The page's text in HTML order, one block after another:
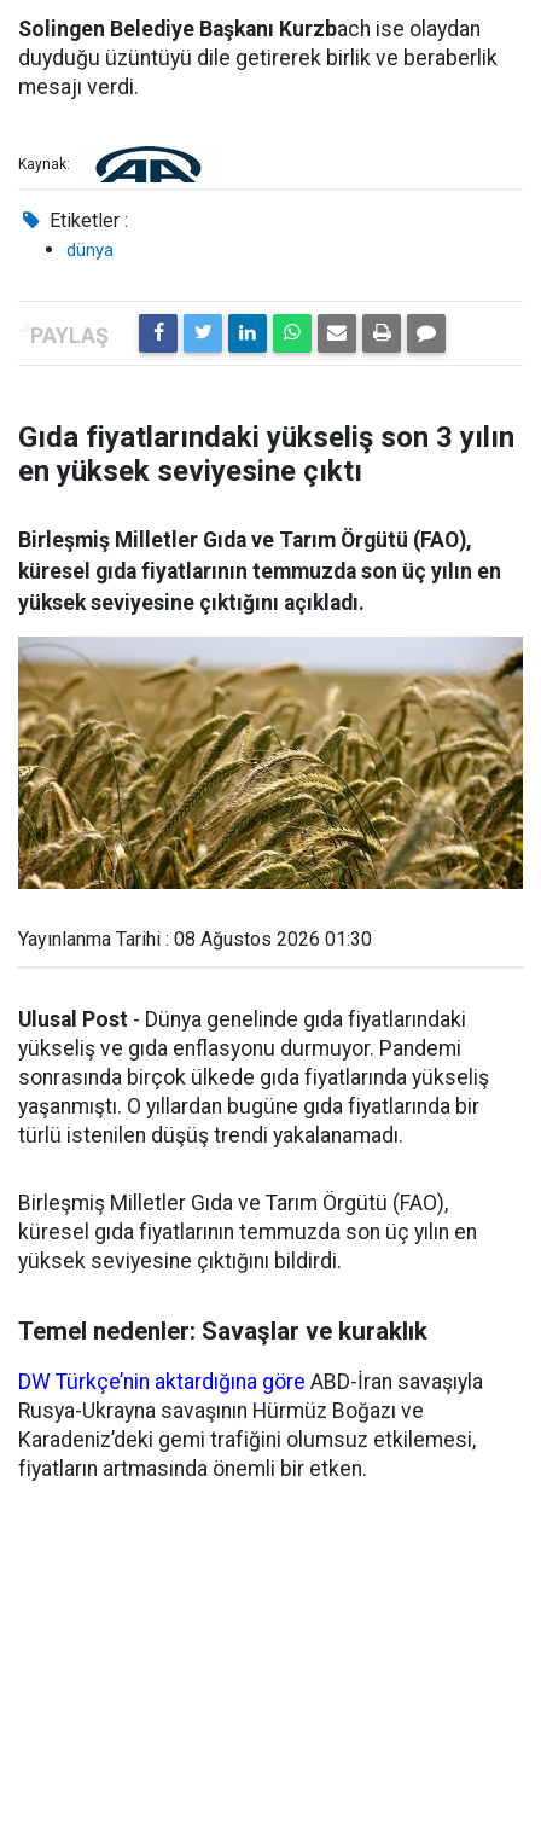
Solingen Belediye Başkanı Kurzbach ise olaydan
duyduğu üzüntüyü dile getirerek birlik ve beraberlik
mesajı verdi.
Kaynak:
Etiketler :
dünya
Gıda fiyatlarındaki yükseliş son 3 yılın
en yüksek seviyesine çıktı
Birleşmiş Milletler Gıda ve Tarım Örgütü (FAO),
küresel gıda fiyatlarının temmuzda son üç yılın en
yüksek seviyesine çıktığını açıkladı.
Yayınlanma Tarihi : 08 Ağustos 2026 01:30
Ulusal Post - Dünya genelinde gıda fiyatlarındaki
yükseliş ve gıda enflasyonu durmuyor. Pandemi
sonrasında birçok ülkede gıda fiyatlarında yükseliş
yaşanmıştı. O yıllardan bugüne gıda fiyatlarında bir
türlü istenilen düşüş trendi yakalanamadı.
Birleşmiş Milletler Gıda ve Tarım Örgütü (FAO),
küresel gıda fiyatlarının temmuzda son üç yılın en
yüksek seviyesine çıktığını bildirdi.
Temel nedenler: Savaşlar ve kuraklık
DW Türkçe’nin aktardığına göre ABD-İran savaşıyla
Rusya-Ukrayna savaşının Hürmüz Boğazı ve
Karadeniz’deki gemi trafiğini olumsuz etkilemesi,
fiyatların artmasında önemli bir etken.